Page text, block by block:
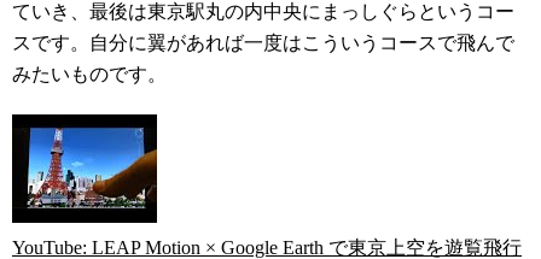
ていき、最後は東京駅丸の内中央にまっしぐらというコー
スです。自分に翼があれば一度はこういうコースで飛んで
みたいものです。
YouTube: LEAP Motion × Google Earth で東京上空を遊覧飛行